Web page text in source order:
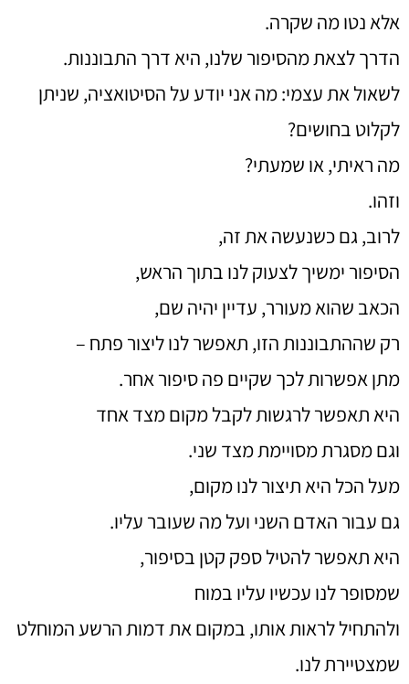
אלא נטו מה שקרה.
הדרך לצאת מהסיפור שלנו, היא דרך התבוננות.
לשאול את עצמי: מה אני יודע על הסיטואציה, שניתן
לקלוט בחושים?
מה ראיתי, או שמעתי?
וזהו.
לרוב, גם כשנעשה את זה,
הסיפור ימשיך לצעוק לנו בתוך הראש,
הכאב שהוא מעורר, עדיין יהיה שם,
רק שההתבוננות הזו, תאפשר לנו ליצור פתח –
מתן אפשרות לכך שקיים פה סיפור אחר.
היא תאפשר לרגשות לקבל מקום מצד אחד
וגם מסגרת מסויימת מצד שני.
מעל הכל היא תיצור לנו מקום,
גם עבור האדם השני ועל מה שעובר עליו.
היא תאפשר להטיל ספק קטן בסיפור,
שמסופר לנו עכשיו עליו במוח
ולהתחיל לראות אותו, במקום את דמות הרשע המוחלט
שמצטיירת לנו.